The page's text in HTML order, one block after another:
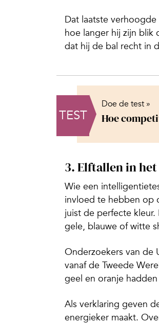
Dat laatste
hoe langer hij zijn blik
dat hij de bal recht in
TEST
Doe de test »
Hoe
3. Elftallen in
Wie een
invloed te hebben op
juist de perfecte
gele, blauwe of witte
Onderzoekers van de
vanaf de Tweede
geel en oranje
Als verklaring geven
energieker maakt.